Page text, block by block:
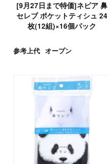
[9月27日まで特価]ネピア 鼻
セレブ ポケットティシュ 24
枚(12組)×16個パック
参考上代 オープン